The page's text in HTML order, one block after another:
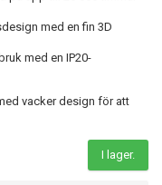
med en fin 3D
med en IP20-
vacker design för att
I lager.